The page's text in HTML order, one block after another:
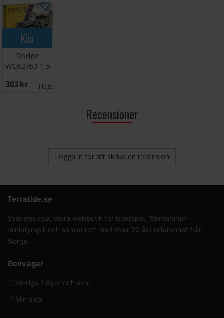
Köp
Dodge
WC62/63 1.5
303 SEK I lager:
Recensioner
Logga in för att skriva en recension
Terratide.se
Sveriges nya, stora webbutik för brädspel, Warhammer
miniatyrspill och samlarkort med över 20 års erfarenhet från
Norge.
Genvägar
Vanliga frågor och svar
Min sida